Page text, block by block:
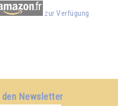
zur Verfügung
Newsletter